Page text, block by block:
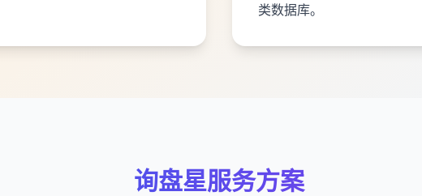
类数据库。
询盘星服务方案